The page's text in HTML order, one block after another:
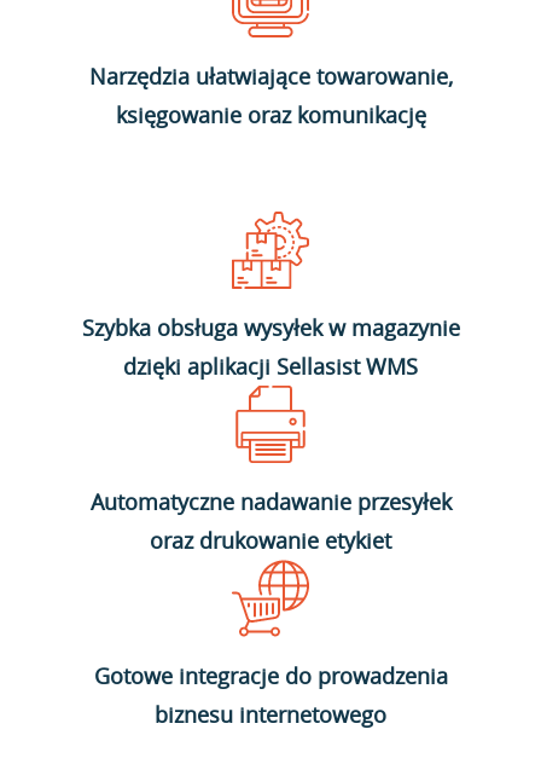
Narzędzia ułatwiające towarowanie,
księgowanie oraz komunikację
Szybka obsługa wysyłek w magazynie
dzięki aplikacji Sellasist WMS
Automatyczne nadawanie przesyłek
oraz drukowanie etykiet
Gotowe integracje do prowadzenia
biznesu internetowego